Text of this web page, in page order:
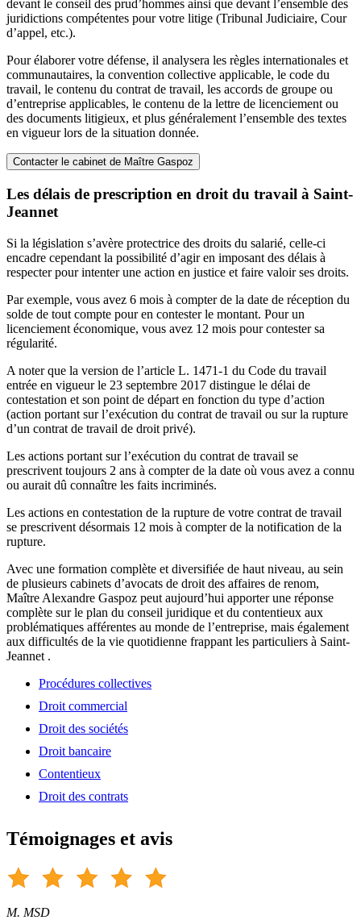
devant le conseil des prud’hommes ainsi que devant l’ensemble des
juridictions compétentes pour votre litige (Tribunal Judiciaire, Cour
d’appel, etc.).
Pour élaborer votre défense, il analysera les règles internationales et
communautaires, la convention collective applicable, le code du
travail, le contenu du contrat de travail, les accords de groupe ou
d’entreprise applicables, le contenu de la lettre de licenciement ou
des documents litigieux, et plus généralement l’ensemble des textes
en vigueur lors de la situation donnée.
Contacter le cabinet de Maître Gaspoz
Les délais de prescription en droit du travail à Saint-
Jeannet
Si la législation s’avère protectrice des droits du salarié, celle-ci
encadre cependant la possibilité d’agir en imposant des délais à
respecter pour intenter une action en justice et faire valoir ses droits.
Par exemple, vous avez 6 mois à compter de la date de réception du
solde de tout compte pour en contester le montant. Pour un
licenciement économique, vous avez 12 mois pour contester sa
régularité.
A noter que la version de l’article L. 1471-1 du Code du travail
entrée en vigueur le 23 septembre 2017 distingue le délai de
contestation et son point de départ en fonction du type d’action
(action portant sur l’exécution du contrat de travail ou sur la rupture
d’un contrat de travail de droit privé).
Les actions portant sur l’exécution du contrat de travail se
prescrivent toujours 2 ans à compter de la date où vous avez a connu
ou aurait dû connaître les faits incriminés.
Les actions en contestation de la rupture de votre contrat de travail
se prescrivent désormais 12 mois à compter de la notification de la
rupture.
Avec une formation complète et diversifiée de haut niveau, au sein
de plusieurs cabinets d’avocats de droit des affaires de renom,
Maître Alexandre Gaspoz peut aujourd’hui apporter une réponse
complète sur le plan du conseil juridique et du contentieux aux
problématiques afférentes au monde de l’entreprise, mais également
aux difficultés de la vie quotidienne frappant les particuliers à Saint-
Jeannet .
Procédures collectives
Droit commercial
Droit des sociétés
Droit bancaire
Contentieux
Droit des contrats
Témoignages et avis
M. MSD